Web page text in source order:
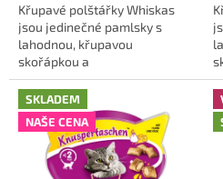
5
hvězdiček.
Křupavé polštářky Whiskas
jsou jedinečné pamlsky s
lahodnou, křupavou
skořápkou a
šťavnatou krůtí náplní.
Rozmazlujte svou kočičku
touto neodolatelnou
svačinkou. Tato...
5
s
SKLADEM
NAŠE CENA